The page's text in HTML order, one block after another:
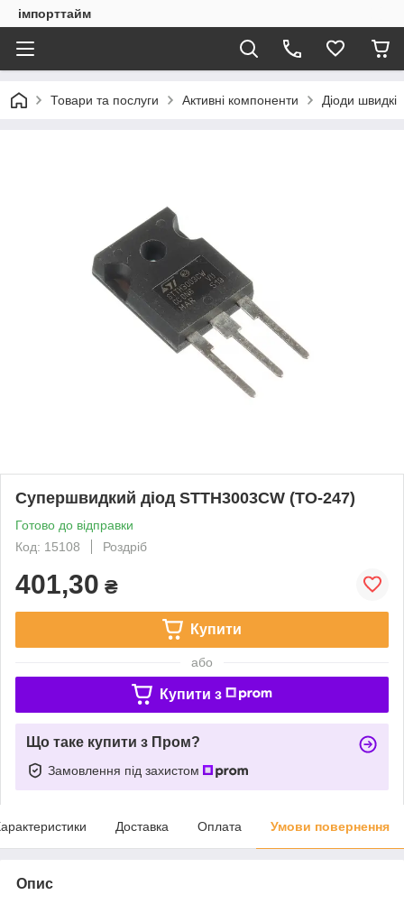
імпорттайм
Товари та послуги Активні компоненти Діоди швидкі
Супершвидкий діод STTH3003CW (TO-247)
Готово до відправки
Код: 15108
Роздріб
401,30 ₴
Купити
або
Купити з
Що таке купити з Пром?
Замовлення під захистом
Доставка Оплата Умови повернення
Опис